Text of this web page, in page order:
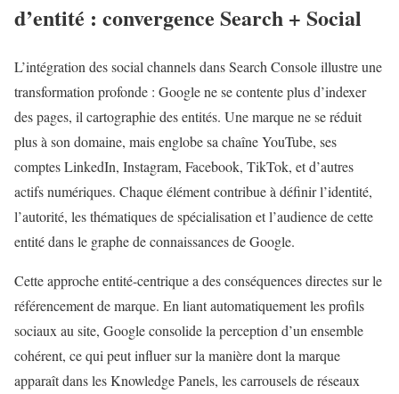
d’entité : convergence Search + Social
L’intégration des social channels dans Search Console illustre une
transformation profonde : Google ne se contente plus d’indexer
des pages, il cartographie des entités. Une marque ne se réduit
plus à son domaine, mais englobe sa chaîne YouTube, ses
comptes LinkedIn, Instagram, Facebook, TikTok, et d’autres
actifs numériques. Chaque élément contribue à définir l’identité,
l’autorité, les thématiques de spécialisation et l’audience de cette
entité dans le graphe de connaissances de Google.
Cette approche entité-centrique a des conséquences directes sur le
référencement de marque. En liant automatiquement les profils
sociaux au site, Google consolide la perception d’un ensemble
cohérent, ce qui peut influer sur la manière dont la marque
apparaît dans les Knowledge Panels, les carrousels de réseaux